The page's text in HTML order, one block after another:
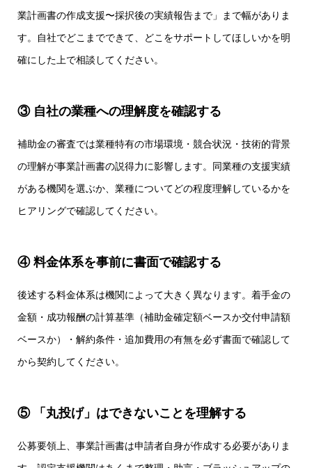
業計画書の作成支援〜採択後の実績報告まで」まで幅がありま
す。自社でどこまでできて、どこをサポートしてほしいかを明
確にした上で相談してください。
③ 自社の業種への理解度を確認する
補助金の審査では業種特有の市場環境・競合状況・技術的背景
の理解が事業計画書の説得力に影響します。同業種の支援実績
がある機関を選ぶか、業種についてどの程度理解しているかを
ヒアリングで確認してください。
④ 料金体系を事前に書面で確認する
後述する料金体系は機関によって大きく異なります。着手金の
金額・成功報酬の計算基準（補助金確定額ベースか交付申請額
ベースか）・解約条件・追加費用の有無を必ず書面で確認して
から契約してください。
⑤ 「丸投げ」はできないことを理解する
公募要領上、事業計画書は申請者自身が作成する必要がありま